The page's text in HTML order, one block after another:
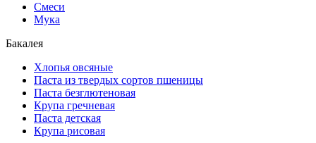
Смеси
Мука
Бакалея
Хлопья овсяные
Паста из твердых сортов пшеницы
Паста безглютеновая
Крупа гречневая
Паста детская
Крупа рисовая